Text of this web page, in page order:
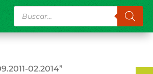
Búsqueda
de
productos
02.2014”